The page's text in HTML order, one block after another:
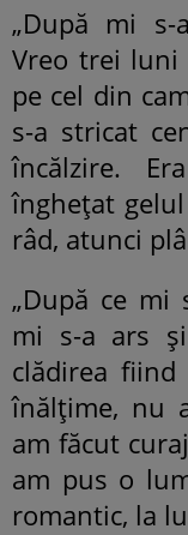
„După mi
Vreo trei luni
pe cel din
s-a stricat
încălzire.
înghețat
râd, atunci
„După ce mi
mi s-a ars
clădirea
înălțime, nu
am făcut
am pus o
romantic, la